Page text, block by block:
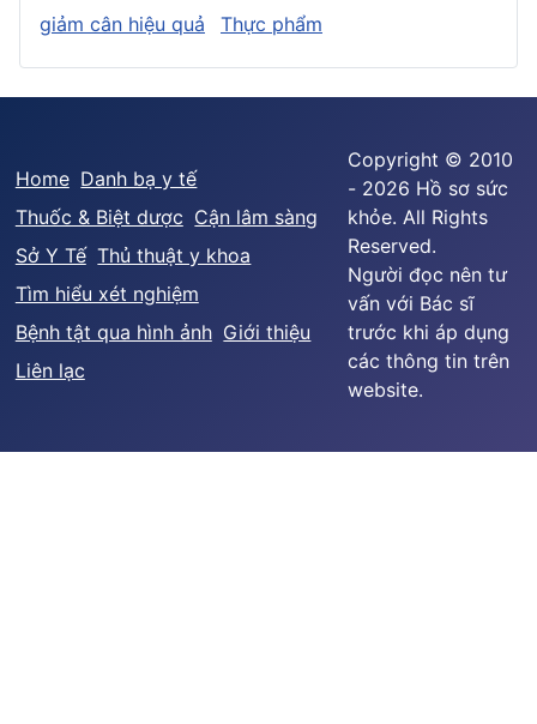
giảm cân hiệu quả Thực phẩm
Home Danh bạ y tế
Thuốc & Biệt dược Cận lâm sàng
Sở Y Tế Thủ thuật y khoa
Tìm hiểu xét nghiệm
Bệnh tật qua hình ảnh Giới thiệu
Liên lạc
Copyright © 2010
- 2026 Hồ sơ sức
khỏe. All Rights
Reserved.
Người đọc nên tư
vấn với Bác sĩ
trước khi áp dụng
các thông tin trên
website.